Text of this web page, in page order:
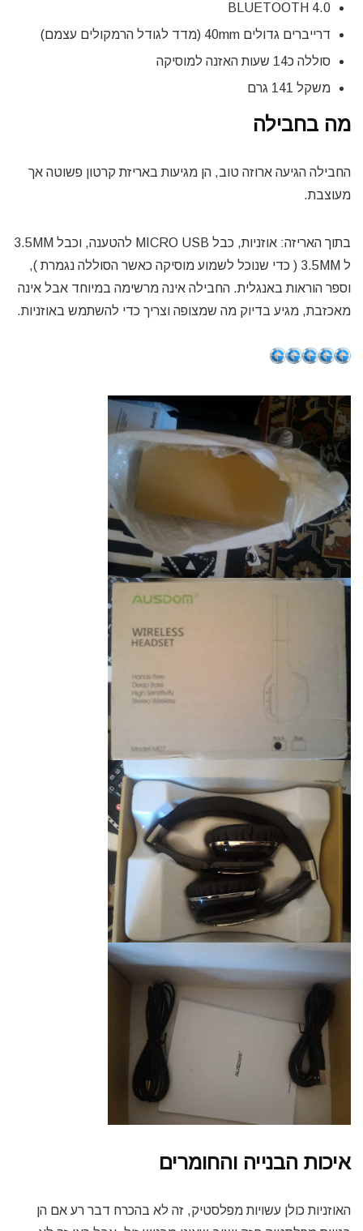
BLUETOOTH 4.0
דרייברים גדולים 40mm (מדד לגודל הרמקולים עצמם)
סוללה כ14 שעות האזנה למוסיקה
משקל 141 גרם
מה בחבילה
החבילה הגיעה ארוזה טוב, הן מגיעות באריזת קרטון פשוטה אך
מעוצבת.
בתוך האריזה: אוזניות, כבל MICRO USB להטענה, וכבל 3.5MM
ל 3.5MM ( כדי שנוכל לשמוע מוסיקה כאשר הסוללה נגמרת ),
וספר הוראות באנגלית. החבילה אינה מרשימה במיוחד אבל אינה
מאכזבת, מגיע בדיוק מה שמצופה וצריך כדי להשתמש באוזניות.
איכות הבנייה והחומרים
האוזניות כולן עשויות מפלסטיק, זה לא בהכרח דבר רע אם הן